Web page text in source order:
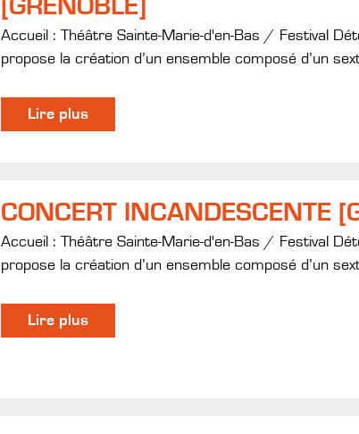
[GRENOBLE]
Accueil : Théâtre Sainte-Marie-d'en-Bas / Festival
propose la création d’un ensemble composé d’un
Lire plus
CONCERT INCANDESCENTE
Accueil : Théâtre Sainte-Marie-d'en-Bas / Festival
propose la création d’un ensemble composé d’un
Lire plus